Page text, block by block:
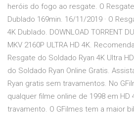
heróis do fogo ao resgate. O
Dublado 169min. 16/11/2019 · O
4K Dublado. DOWNLOAD TORRENT
MKV 2160P ULTRA HD 4K.
Resgate do Soldado Ryan 4K Ultra
do Soldado Ryan Online Gratis.
Ryan gratis sem travamentos. No
qualquer filme online de 1998 em HD
travamento. O GFilmes tem a maior